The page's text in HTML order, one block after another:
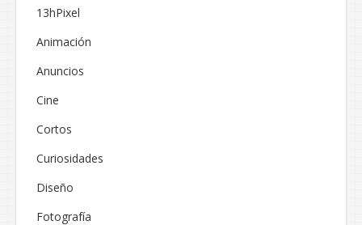
13hPixel
Animación
Anuncios
Cine
Cortos
Curiosidades
Diseño
Fotografía